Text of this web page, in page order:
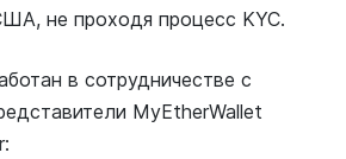
не проходя процесс KYC.
в сотрудничестве с
MyEtherWallet